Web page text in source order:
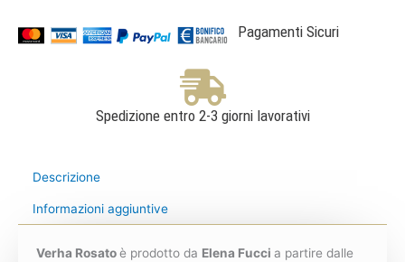
Pagamenti Sicuri
Spedizione entro 2-3 giorni lavorativi
Descrizione
Informazioni aggiuntive
Verha Rosatoè prodotto da Elena Fucci a partire dalle